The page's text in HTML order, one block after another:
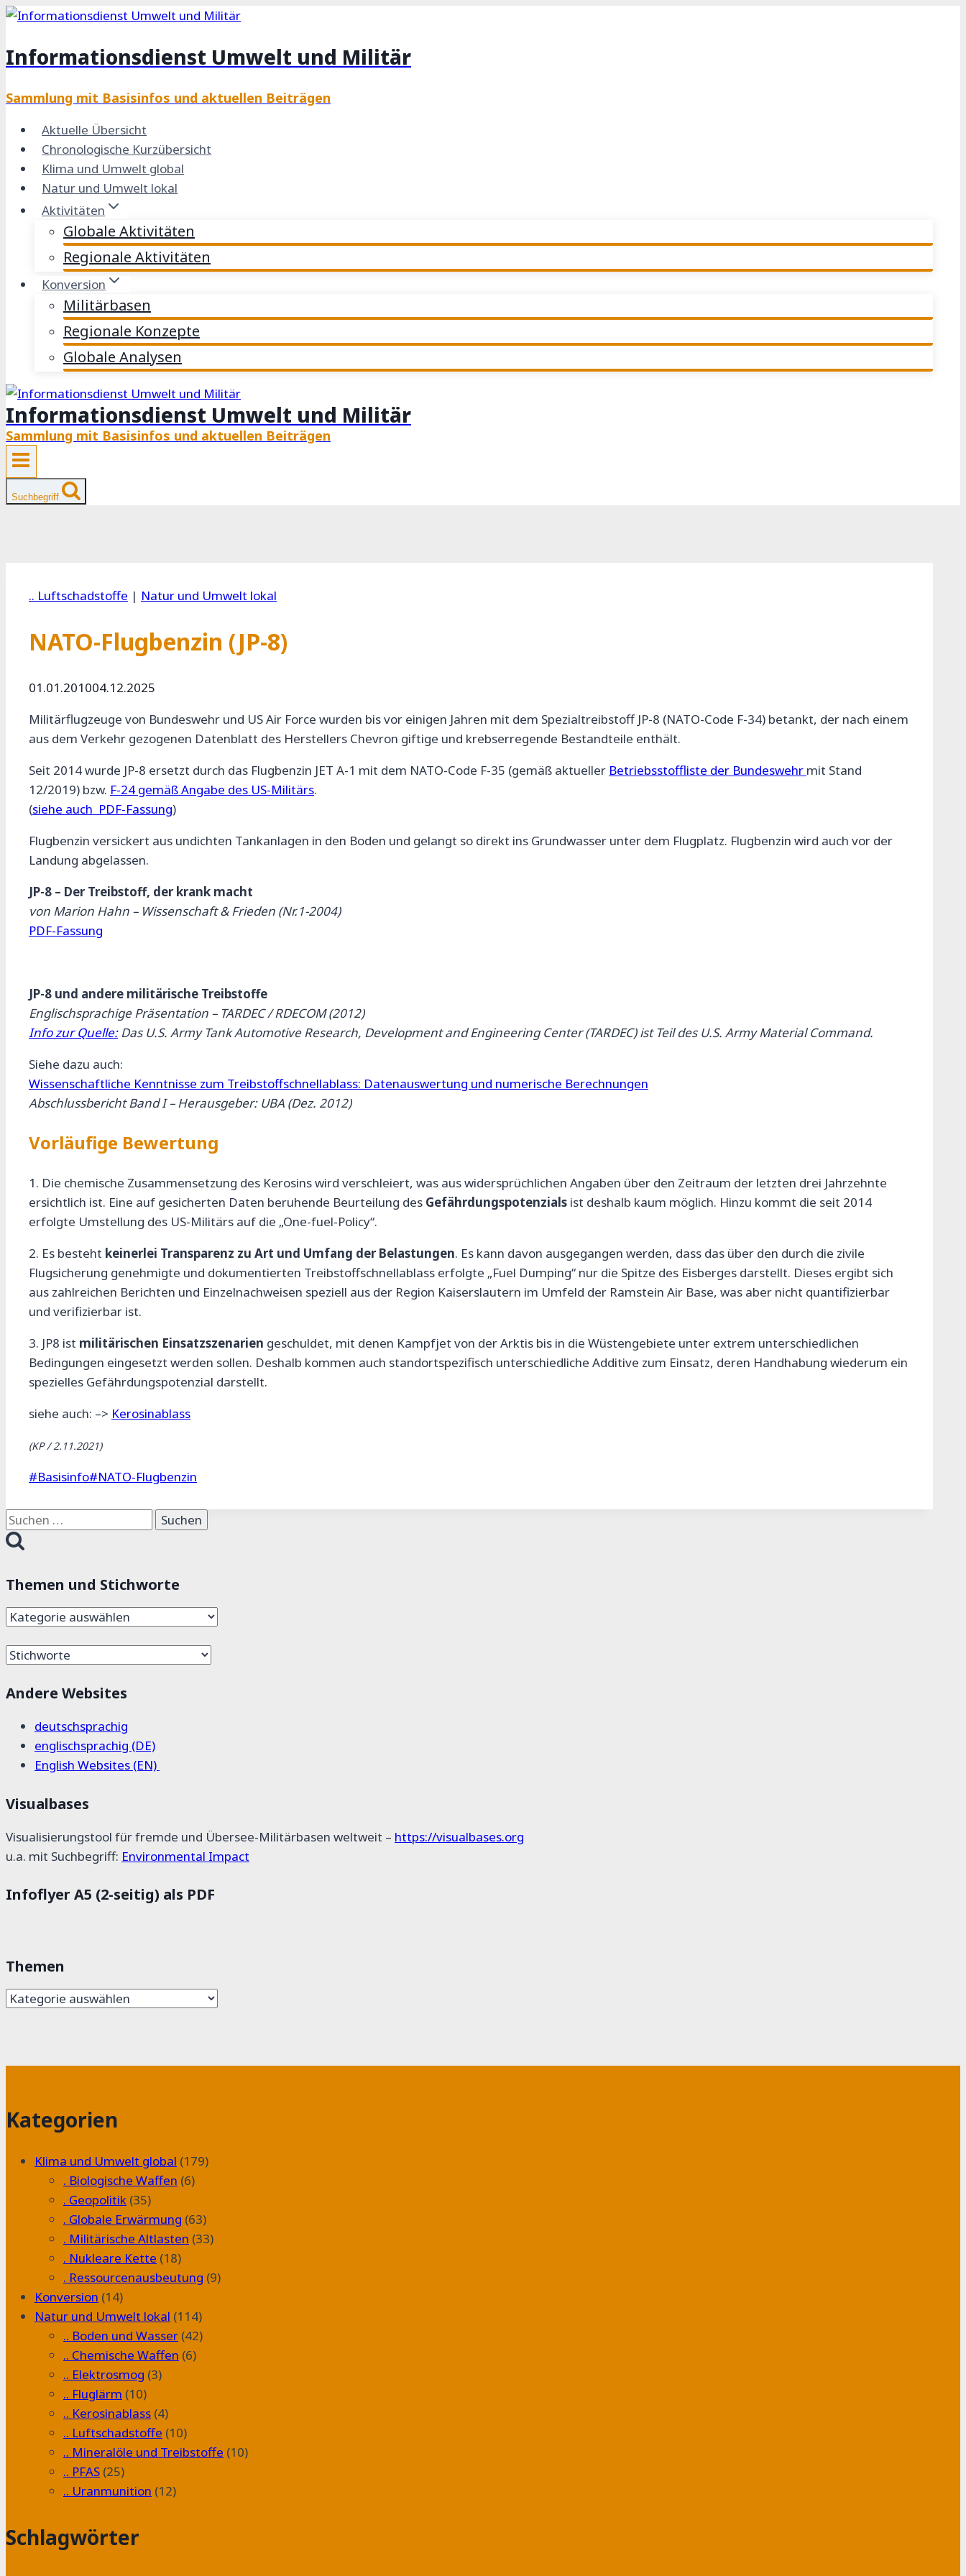
Zum
springen
Informationsdienst Umwelt und Militär
Sammlung mit Basisinfos und aktuellen Beiträgen
Aktuelle Übersicht
Chronologische Kurzübersicht
Klima und Umwelt global
Natur und Umwelt lokal
Aktivitäten
Globale Aktivitäten
Regionale Aktivitäten
Konversion
Militärbasen
Regionale Konzepte
Globale Analysen
Informationsdienst Umwelt und Militär
Sammlung mit Basisinfos und aktuellen Beiträgen
Suchbegriff
.. Luftschadstoffe | Natur und Umwelt lokal
NATO-Flugbenzin (JP-8)
01.01.201004.12.2025
Militärflugzeuge von Bundeswehr und US Air Force wurden bis vor einigen Jahren mit dem Spezialtreibstoff JP-8 (NATO-Code F-34) betankt, der nach einem
aus dem Verkehr gezogenen Datenblatt des Herstellers Chevron giftige und krebserregende Bestandteile enthält.
Seit 2014 wurde JP-8 ersetzt durch das Flugbenzin JET A-1 mit dem NATO-Code F-35 (gemäß aktueller Betriebsstoffliste der Bundeswehr mit Stand
12/2019) bzw. F-24 gemäß Angabe des US-Militärs.
(siehe auch PDF-Fassung)
Flugbenzin versickert aus undichten Tankanlagen in den Boden und gelangt so direkt ins Grundwasser unter dem Flugplatz. Flugbenzin wird auch vor der
Landung abgelassen.
JP-8 – Der Treibstoff, der krank macht
von Marion Hahn – Wissenschaft & Frieden (Nr.1-2004)
PDF-Fassung
JP-8 und andere militärische Treibstoffe
Englischsprachige Präsentation – TARDEC / RDECOM (2012)
Info zur Quelle:Das U.S. Army Tank Automotive Research, Development and Engineering Center (TARDEC) ist Teil des U.S. Army Material Command.
Siehe dazu auch:
Wissenschaftliche Kenntnisse zum Treibstoffschnellablass: Datenauswertung und numerische Berechnungen
Abschlussbericht Band I – Herausgeber: UBA (Dez. 2012)
Vorläufige Bewertung
1. Die chemische Zusammensetzung des Kerosins wird verschleiert, was aus widersprüchlichen Angaben über den Zeitraum der letzten drei Jahrzehnte
ersichtlich ist. Eine auf gesicherten Daten beruhende Beurteilung des Gefährdungspotenzials ist deshalb kaum möglich. Hinzu kommt die seit 2014
erfolgte Umstellung des US-Militärs auf die „One-fuel-Policy“.
2. Es besteht keinerlei Transparenz zu Art und Umfang der Belastungen. Es kann davon ausgegangen werden, dass das über den durch die zivile
Flugsicherung genehmigte und dokumentierten Treibstoffschnellablass erfolgte „Fuel Dumping“ nur die Spitze des Eisberges darstellt. Dieses ergibt sich
aus zahlreichen Berichten und Einzelnachweisen speziell aus der Region Kaiserslautern im Umfeld der Ramstein Air Base, was aber nicht quantifizierbar
und verifizierbar ist.
3. JP8 ist militärischen Einsatzszenarien geschuldet, mit denen Kampfjet von der Arktis bis in die Wüstengebiete unter extrem unterschiedlichen
Bedingungen eingesetzt werden sollen. Deshalb kommen auch standortspezifisch unterschiedliche Additive zum Einsatz, deren Handhabung wiederum ein
spezielles Gefährdungspotenzial darstellt.
siehe auch: –> Kerosinablass
(KP / 2.11.2021)
Schlagworte:
#Basisinfo#NATO-Flugbenzin
Suchen
nach:
Themen und Stichworte
Themen
Stichworte
Andere Websites
deutschsprachig
englischsprachig (DE)
English Websites (EN)
Visualbases
Visualisierungstool für fremde und Übersee-Militärbasen weltweit – https://visualbases.org
u.a. mit Suchbegriff: Environmental Impact
Infoflyer A5 (2-seitig) als PDF
Themen
Themen
Kategorien
Klima und Umwelt global (179)
. Biologische Waffen (6)
. Geopolitik (35)
. Globale Erwärmung (63)
. Militärische Altlasten (33)
. Nukleare Kette (18)
. Ressourcenausbeutung (9)
Konversion (14)
Natur und Umwelt lokal (114)
.. Boden und Wasser (42)
.. Chemische Waffen (6)
.. Elektrosmog (3)
.. Fluglärm (10)
.. Kerosinablass (4)
.. Luftschadstoffe (10)
.. Mineralöle und Treibstoffe (10)
.. PFAS (25)
.. Uranmunition (12)
Schlagwörter